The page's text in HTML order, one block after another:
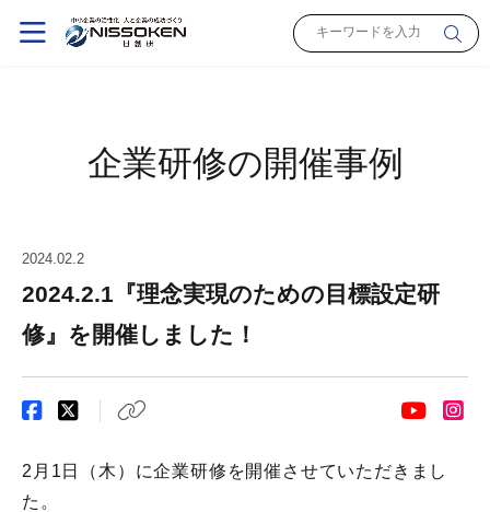
企業研修の開催事例
2024.02.2
2024.2.1『理念実現のための目標設定研
修』を開催しました！
2月1日（木）に企業研修を開催させていただきまし
た。